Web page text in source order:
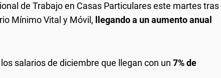
de Trabajo en Casas Particulares este martes tras
Mínimo Vital y Móvil,
llegando a un aumento anual
salarios de diciembre que llegan con un 7% de